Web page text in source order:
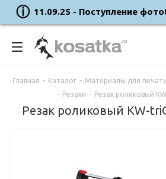
11.09.25 - Поступление
Главная - Каталог - Материалы для печати
- Резаки - Резак роликовый
Резак роликовый KW-